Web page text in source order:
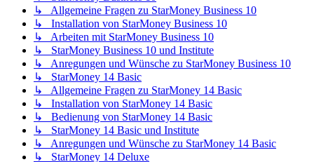
↳ Allgemeine Fragen zu StarMoney Business 10
↳ Installation von StarMoney Business 10
↳ Arbeiten mit StarMoney Business 10
↳ StarMoney Business 10 und Institute
↳ Anregungen und Wünsche zu StarMoney Business 10
↳ StarMoney 14 Basic
↳ Allgemeine Fragen zu StarMoney 14 Basic
↳ Installation von StarMoney 14 Basic
↳ Bedienung von StarMoney 14 Basic
↳ StarMoney 14 Basic und Institute
↳ Anregungen und Wünsche zu StarMoney 14 Basic
↳ StarMoney 14 Deluxe